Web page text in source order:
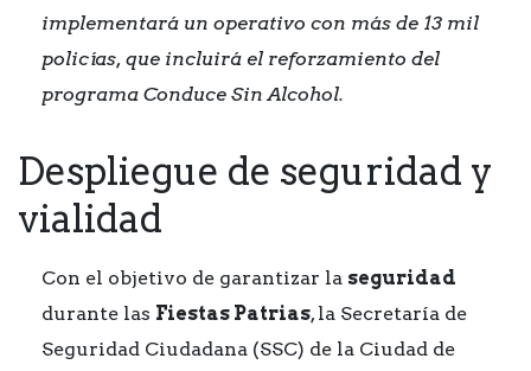
implementará un operativo con más de 13 mil
policías, que incluirá el reforzamiento del
programa Conduce Sin Alcohol.
Despliegue de seguridad y
vialidad
Con el objetivo de garantizar la seguridad
durante las Fiestas Patrias, la Secretaría de
Seguridad Ciudadana (SSC) de la Ciudad de